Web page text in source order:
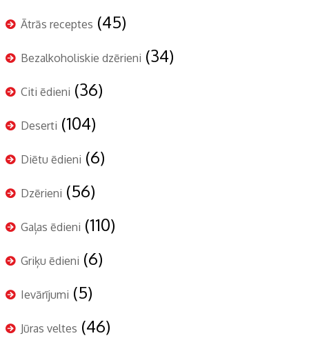
Ātrās receptes (45)
Bezalkoholiskie dzērieni (34)
Citi ēdieni (36)
Deserti (104)
Diētu ēdieni (6)
Dzērieni (56)
Gaļas ēdieni (110)
Griķu ēdieni (6)
Ievārījumi (5)
Jūras veltes (46)